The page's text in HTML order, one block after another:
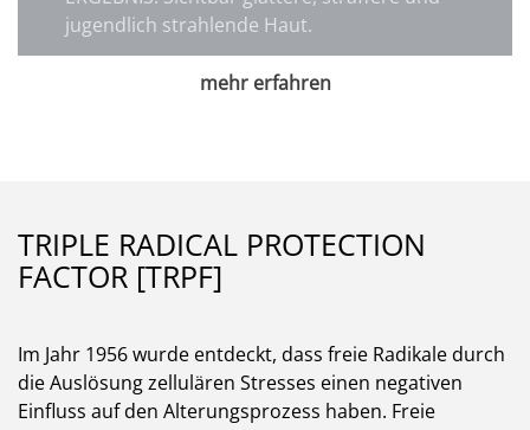
jugendlich strahlende Haut.
mehr erfahren
TRIPLE RADICAL PROTECTION
FACTOR [TRPF]
Im Jahr 1956 wurde entdeckt, dass freie Radikale durch
die Auslösung zellulären Stresses einen negativen
Einfluss auf den Alterungsprozess haben. Freie